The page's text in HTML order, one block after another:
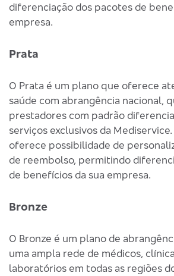
diferenciação dos pacotes de
empresa.
Prata
O Prata é um plano que oferece
saúde com abrangência nacional,
prestadores com padrão
serviços exclusivos da Mediservice.
oferece possibilidade de
de reembolso, permitindo
de benefícios da sua empresa.
Bronze
O Bronze é um plano de
uma ampla rede de médicos,
laboratórios em todas as regiões